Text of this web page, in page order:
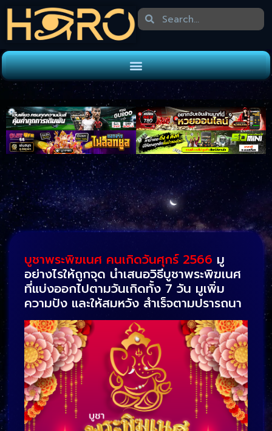
บูชาพระพิฆเนศ คนเกิดวันศุกร์ 2566 มู
อย่างไรให้ถูกจุด นำเสนอวิธีบูชาพระพิฆเนศ
ที่แบ่งออกไปตามวันเกิดทั้ง 7 วัน มูเพิ่ม
ความปัง และให้สมหวัง สำเร็จตามปรารถนา